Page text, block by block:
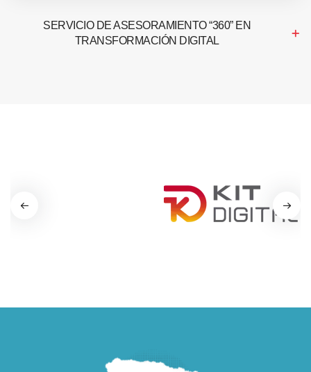
SERVICIO DE ASESORAMIENTO “360” EN
TRANSFORMACIÓN DIGITAL